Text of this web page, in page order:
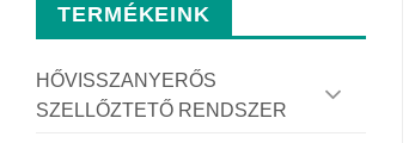
TERMÉKEINK
HŐVISSZANYERŐS
SZELLŐZTETŐ RENDSZER